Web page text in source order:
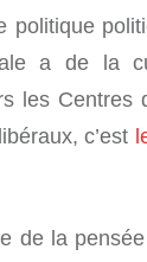
politique
a de la
les Centres
c’est
de la